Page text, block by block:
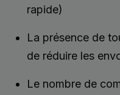
rapide)
La présence de
de réduire les
Le nombre de